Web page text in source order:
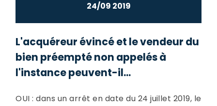
24/09 2019
L'acquéreur évincé et le vendeur du
bien préempté non appelés à
l'instance peuvent-il...
OUI : dans un arrêt en date du 24 juillet 2019, le